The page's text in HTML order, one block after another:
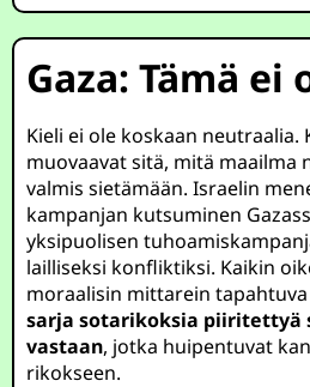
Gaza: Tämä ei
Kieli ei ole koskaan neutraalia.
muovaavat sitä, mitä maailma
valmis sietämään. Israelin
kampanjan kutsuminen
yksipuolisen
lailliseksi konfliktiksi. Kaikin
moraalisin mittarein tapahtuva
sarja sotarikoksia piiritettyä
vastaan, jotka huipentuvat
rikokseen.